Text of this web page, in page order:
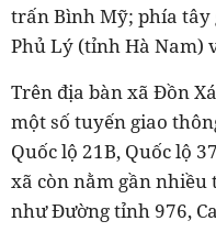
trấn Bình Mỹ; phía tây
Phủ Lý (tỉnh Hà Nam)
Trên địa bàn xã Đồn
một số tuyến giao
Quốc lộ 21B, Quốc lộ
xã còn nằm gần
như Đường tỉnh 976,